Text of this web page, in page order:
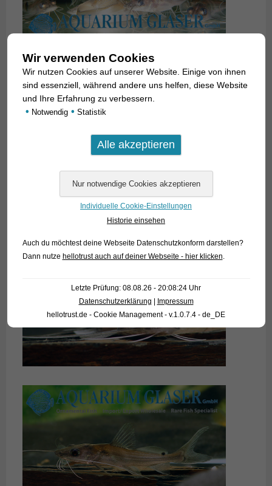
Wir verwenden Cookies
Wir nutzen Cookies auf unserer Website. Einige von ihnen
sind essenziell, während andere uns helfen, diese Website
und Ihre Erfahrung zu verbessern.
• Notwendig • Statistik
Individuelle Cookie-Einstellungen
Historie einsehen
Auch du möchtest deine Webseite Datenschutzkonform darstellen?
Dann nutze hellotrust auch auf deiner Webseite - hier klicken.
Letzte Prüfung: 08.08.26 - 20:08:24 Uhr
Datenschutzerklärung
Impressum
hellotrust.de - Cookie Management - v.1.0.7.4 - de_DE